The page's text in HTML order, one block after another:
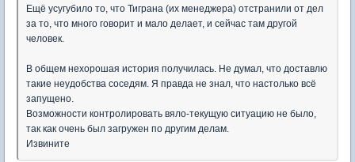
Ещё усугубило то, что Тиграна (их менеджера) отстранили от дел
за то, что много говорит и мало делает, и сейчас там другой
человек.
В общем нехорошая история получилась. Не думал, что доставлю
такие неудобства соседям. Я правда не знал, что настолько всё
запущено.
Возможности контролировать вяло-текущую ситуацию не было,
так как очень был загружен по другим делам.
Извините